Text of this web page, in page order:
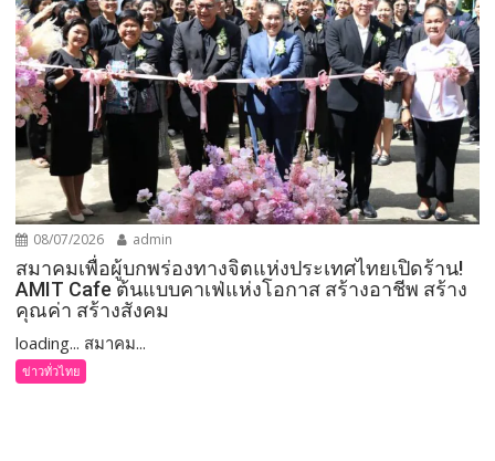
08/07/2026 admin
สมาคมเพื่อผู้บกพร่องทางจิตแห่งประเทศไทยเปิดร้าน!
AMIT Cafe ต้นแบบคาเฟ่แห่งโอกาส สร้างอาชีพ สร้าง
คุณค่า สร้างสังคม
loading... สมาคม...
ข่าวทั่วไทย